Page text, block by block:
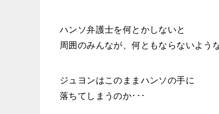
ハンソ弁護士を何とかしないと
周囲のみんなが、何ともならないよう
ジュヨンはこのままハンソの手に
落ちてしまうのか･･･